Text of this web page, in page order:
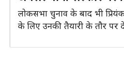
लोकसभा चुनाव के बाद भी
के लिए उनकी तैयारी के तौर पर